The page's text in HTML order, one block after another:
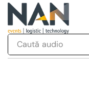
Caută audio